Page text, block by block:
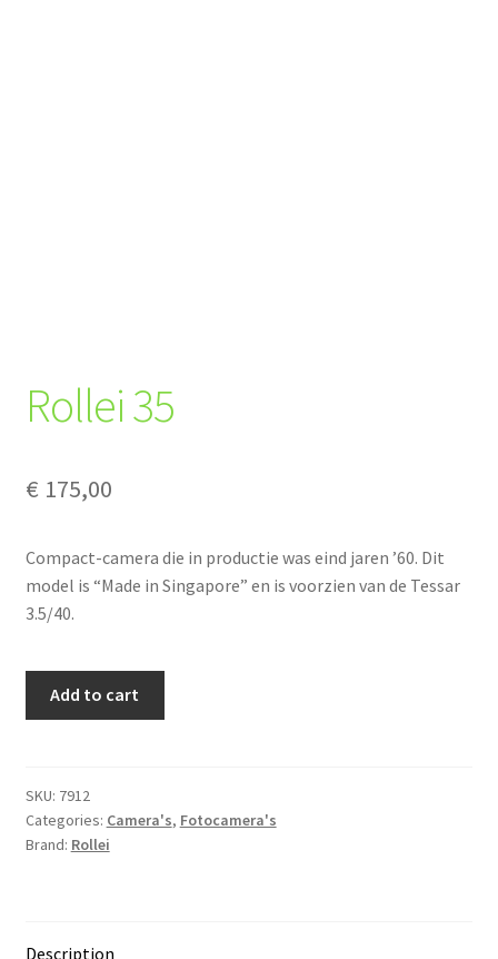
Rollei 35
€ 175,00
Compact-camera die in productie was eind jaren ’60. Dit
model is “Made in Singapore” en is voorzien van de Tessar
3.5/40.
Add to cart
SKU: 7912
Categories: Camera's, Fotocamera's
Brand: Rollei
Description